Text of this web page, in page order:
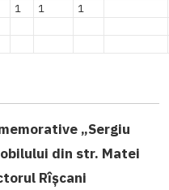
1 1
1
„Sergiu
din str. Matei
Rîșcani